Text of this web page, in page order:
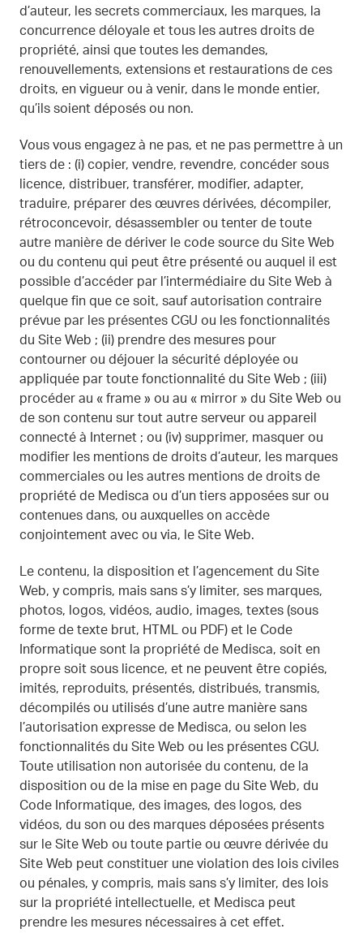
d’auteur, les secrets commerciaux, les marques, la
concurrence déloyale et tous les autres droits de
propriété, ainsi que toutes les demandes,
renouvellements, extensions et restaurations de ces
droits, en vigueur ou à venir, dans le monde entier,
qu’ils soient déposés ou non.
Vous vous engagez à ne pas, et ne pas permettre à un
tiers de : (i) copier, vendre, revendre, concéder sous
licence, distribuer, transférer, modifier, adapter,
traduire, préparer des œuvres dérivées, décompiler,
rétroconcevoir, désassembler ou tenter de toute
autre manière de dériver le code source du Site Web
ou du contenu qui peut être présenté ou auquel il est
possible d’accéder par l’intermédiaire du Site Web à
quelque fin que ce soit, sauf autorisation contraire
prévue par les présentes CGU ou les fonctionnalités
du Site Web ; (ii) prendre des mesures pour
contourner ou déjouer la sécurité déployée ou
appliquée par toute fonctionnalité du Site Web ; (iii)
procéder au « frame » ou au « mirror » du Site Web ou
de son contenu sur tout autre serveur ou appareil
connecté à Internet ; ou (iv) supprimer, masquer ou
modifier les mentions de droits d’auteur, les marques
commerciales ou les autres mentions de droits de
propriété de Medisca ou d’un tiers apposées sur ou
contenues dans, ou auxquelles on accède
conjointement avec ou via, le Site Web.
Le contenu, la disposition et l’agencement du Site
Web, y compris, mais sans s’y limiter, ses marques,
photos, logos, vidéos, audio, images, textes (sous
forme de texte brut, HTML ou PDF) et le Code
Informatique sont la propriété de Medisca, soit en
propre soit sous licence, et ne peuvent être copiés,
imités, reproduits, présentés, distribués, transmis,
décompilés ou utilisés d’une autre manière sans
l’autorisation expresse de Medisca, ou selon les
fonctionnalités du Site Web ou les présentes CGU.
Toute utilisation non autorisée du contenu, de la
disposition ou de la mise en page du Site Web, du
Code Informatique, des images, des logos, des
vidéos, du son ou des marques déposées présents
sur le Site Web ou toute partie ou œuvre dérivée du
Site Web peut constituer une violation des lois civiles
ou pénales, y compris, mais sans s’y limiter, des lois
sur la propriété intellectuelle, et Medisca peut
prendre les mesures nécessaires à cet effet.